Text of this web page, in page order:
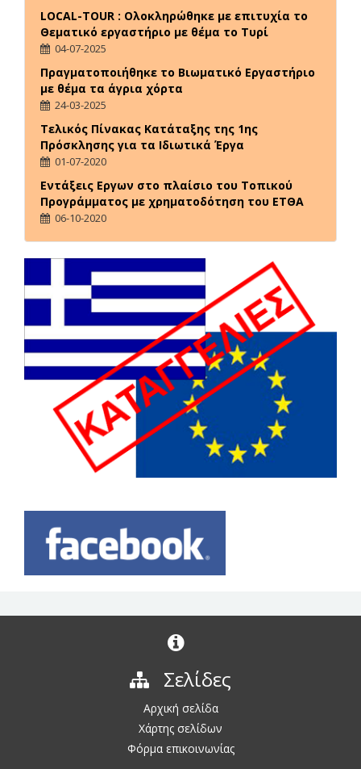
LOCAL-TOUR : Ολοκληρώθηκε με επιτυχία το
Θεματικό εργαστήριο με θέμα το Τυρί
04-07-2025
Πραγματοποιήθηκε το Βιωματικό Εργαστήριο
με θέμα τα άγρια χόρτα
24-03-2025
Τελικός Πίνακας Κατάταξης της 1ης
Πρόσκλησης για τα Ιδιωτικά Έργα
01-07-2020
Εντάξεις Εργων στο πλαίσιο του Τοπικού
Προγράμματος με χρηματοδότηση του ΕΤΘΑ
06-10-2020
Σελίδες
Αρχική σελίδα
Χάρτης σελίδων
Φόρμα επικοινωνίας